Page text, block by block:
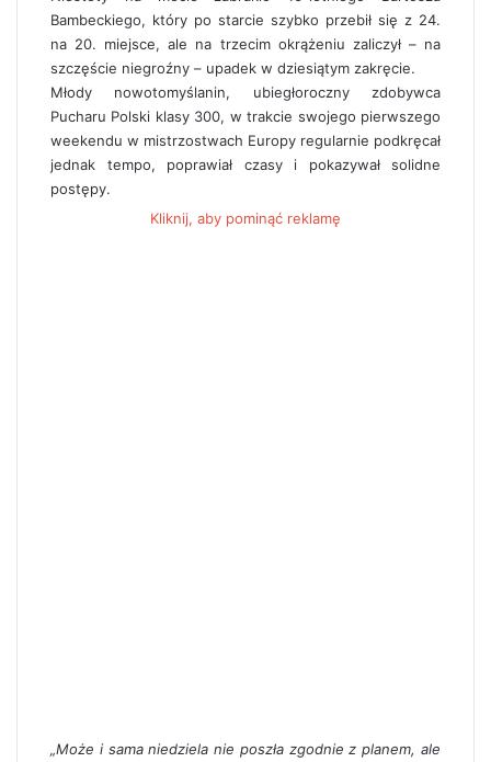
Bambeckiego, który po starcie szybko przebił się z 24.
na 20. miejsce, ale na trzecim okrążeniu zaliczył – na
szczęście niegroźny – upadek w dziesiątym zakręcie.
Młody nowotomyślanin, ubiegłoroczny zdobywca
Pucharu Polski klasy 300, w trakcie swojego pierwszego
weekendu w mistrzostwach Europy regularnie podkręcał
jednak tempo, poprawiał czasy i pokazywał solidne
postępy.
Kliknij, aby pominąć reklamę
„Może i sama niedziela nie poszła zgodnie z planem, ale